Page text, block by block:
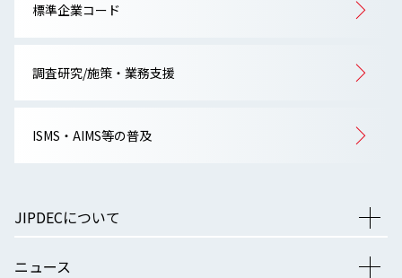
標準企業コード
調査研究/施策・業務支援
ISMS・AIMS等の普及
JIPDECについて
ニュース